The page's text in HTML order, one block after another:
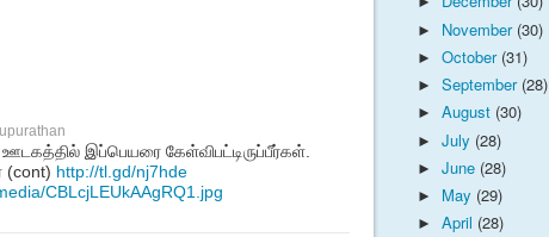
இப்பெயரை கேள்விபட்டிருப்பீர்கள்.
(cont) http://tl.gd/nj7hde
CBLcjLEUkAAgRQ1.jpg
► November (30)
► October (31)
► September (28)
► August (30)
► July (28)
► June (28)
► May (29)
► April (28)